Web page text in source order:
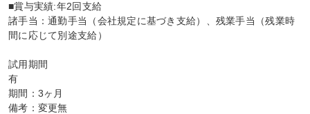
■賞与実績:年2回支給
諸手当：通勤手当（会社規定に基づき支給）、残業手当（残業時
間に応じて別途支給）
試用期間
有
期間：3ヶ月
備考：変更無